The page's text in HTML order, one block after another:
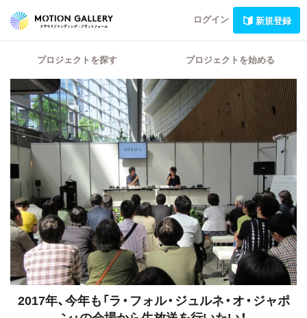
ログイン 新規登録
プロジェクトを探す プロジェクトを始める
2017年、今年も「ラ・フォル・ジュルネ・オ・ジャポ